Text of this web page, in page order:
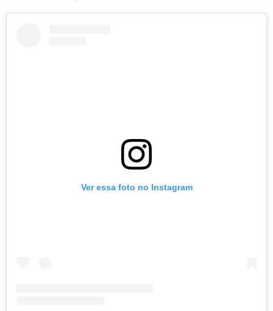
Ver essa foto no Instagram